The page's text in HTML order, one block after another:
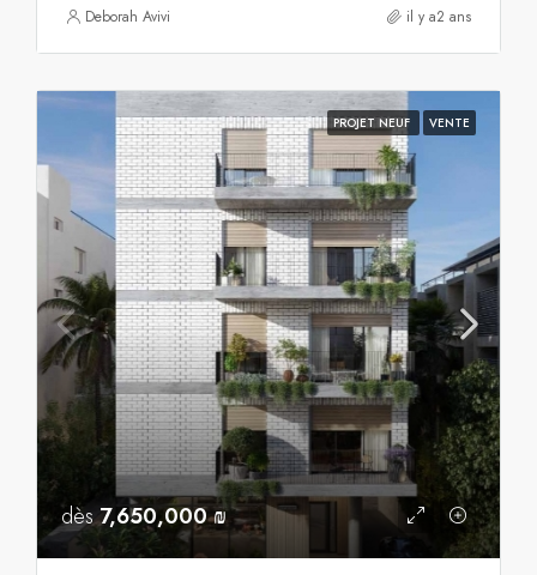
Deborah Avivi il y a2 ans
PROJET NEUF VENTE
dès7,650,000 ₪